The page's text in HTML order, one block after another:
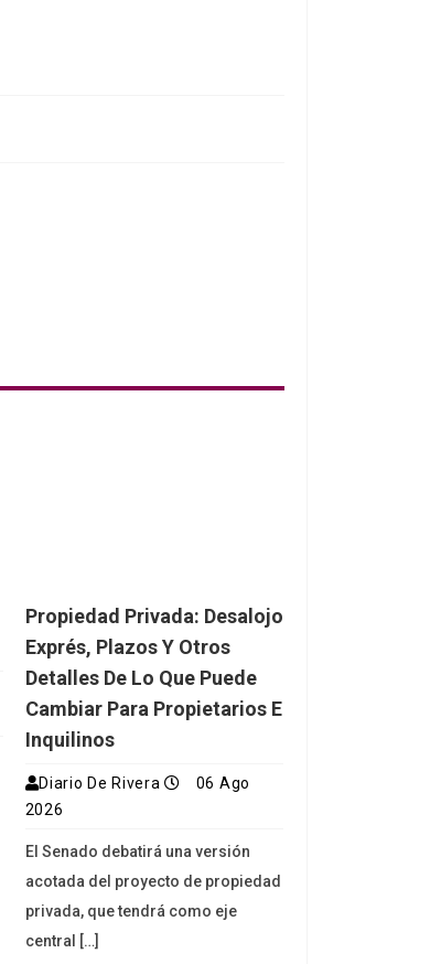
Propiedad Privada: Desalojo
Exprés, Plazos Y Otros
Detalles De Lo Que Puede
Cambiar Para Propietarios E
Inquilinos
Diario De Rivera
06 Ago
2026
El Senado debatirá una versión
acotada del proyecto de propiedad
privada, que tendrá como eje
central […]